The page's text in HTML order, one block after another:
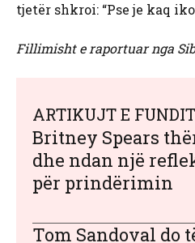
tjetër shkroi: “Pse je kaq
Fillimisht e raportuar nga
ARTIKUJT E FUNDIT
Britney Spears
dhe ndan një
për prindërimin
Tom Sandoval do